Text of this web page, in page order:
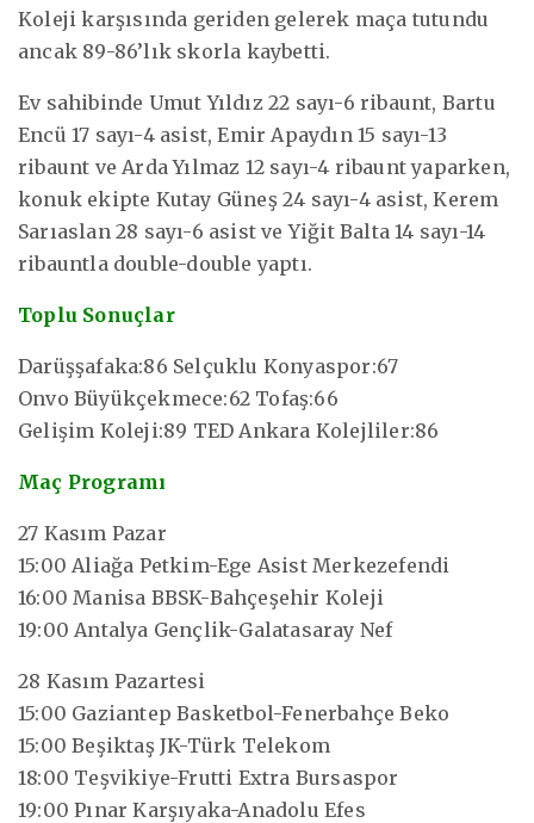
Koleji karşısında geriden gelerek maça tutundu
ancak 89-86’lık skorla kaybetti.
Ev sahibinde Umut Yıldız 22 sayı-6 ribaunt, Bartu
Encü 17 sayı-4 asist, Emir Apaydın 15 sayı-13
ribaunt ve Arda Yılmaz 12 sayı-4 ribaunt yaparken,
konuk ekipte Kutay Güneş 24 sayı-4 asist, Kerem
Sarıaslan 28 sayı-6 asist ve Yiğit Balta 14 sayı-14
ribauntla double-double yaptı.
Toplu Sonuçlar
Darüşşafaka:86 Selçuklu Konyaspor:67
Onvo Büyükçekmece:62 Tofaş:66
Gelişim Koleji:89 TED Ankara Kolejliler:86
Maç Programı
27 Kasım Pazar
15:00 Aliağa Petkim-Ege Asist Merkezefendi
16:00 Manisa BBSK-Bahçeşehir Koleji
19:00 Antalya Gençlik-Galatasaray Nef
28 Kasım Pazartesi
15:00 Gaziantep Basketbol-Fenerbahçe Beko
15:00 Beşiktaş JK-Türk Telekom
18:00 Teşvikiye-Frutti Extra Bursaspor
19:00 Pınar Karşıyaka-Anadolu Efes